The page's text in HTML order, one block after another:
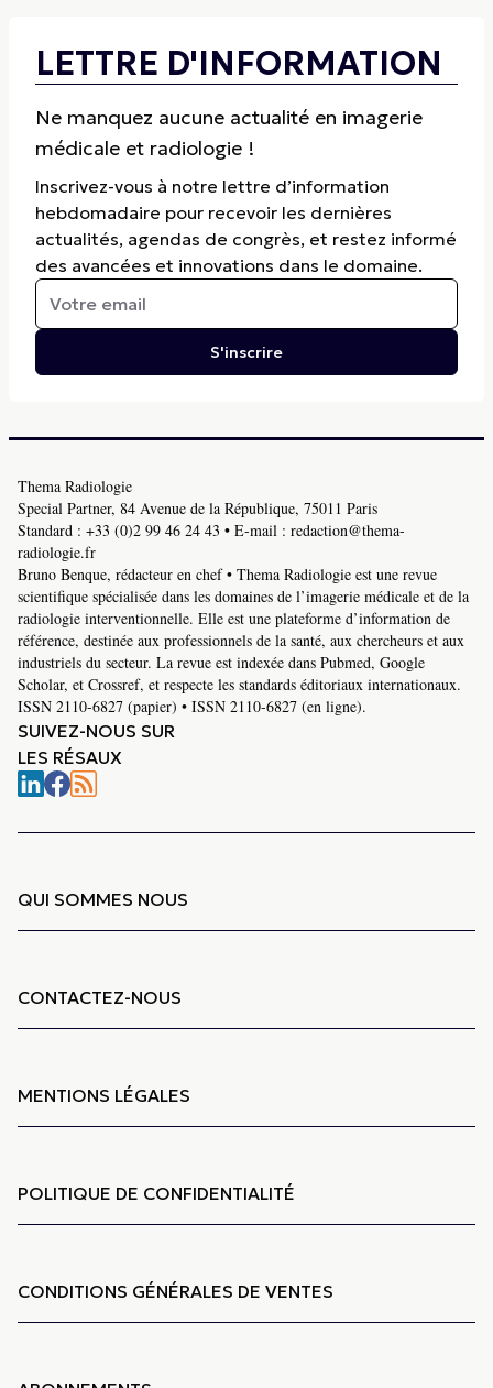
LETTRE D'INFORMATION
Ne manquez aucune actualité en imagerie
médicale et radiologie !
Inscrivez-vous à notre lettre d’information
hebdomadaire pour recevoir les dernières
actualités, agendas de congrès, et restez informé
des avancées et innovations dans le domaine.
S'inscrire
Thema Radiologie
Special Partner, 84 Avenue de la République, 75011 Paris
Standard : +33 (0)2 99 46 24 43 • E-mail : redaction@thema-
radiologie.fr
Bruno Benque, rédacteur en chef • Thema Radiologie est une revue
scientifique spécialisée dans les domaines de l’imagerie médicale et de la
radiologie interventionnelle. Elle est une plateforme d’information de
référence, destinée aux professionnels de la santé, aux chercheurs et aux
industriels du secteur. La revue est indexée dans Pubmed, Google
Scholar, et Crossref, et respecte les standards éditoriaux internationaux.
ISSN 2110-6827 (papier) • ISSN 2110-6827 (en ligne).
SUIVEZ-NOUS SUR
LES RÉSAUX
QUI SOMMES NOUS
CONTACTEZ-NOUS
MENTIONS LÉGALES
POLITIQUE DE CONFIDENTIALITÉ
CONDITIONS GÉNÉRALES DE VENTES